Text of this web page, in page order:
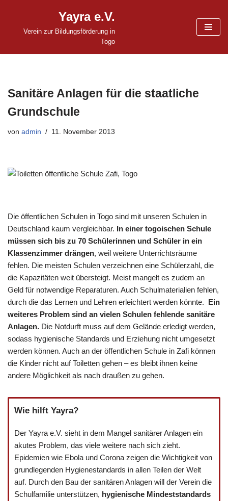
Yayra e.V.
Verein zur Bildungsförderung in
Togo
Sanitäre Anlagen für die staatliche
Grundschule
von admin 11. November 2013
Die öffentlichen Schulen in Togo sind mit unseren Schulen in
Deutschland kaum vergleichbar. In einer togoischen Schule
müssen sich bis zu 70 Schülerinnen und Schüler in ein
Klassenzimmer drängen, weil weitere Unterrichtsräume
fehlen. Die meisten Schulen verzeichnen eine Schülerzahl, die
die Kapazitäten weit übersteigt. Meist mangelt es zudem an
Geld für notwendige Reparaturen. Auch Schulmaterialien fehlen,
durch die das Lernen und Lehren erleichtert werden könnte. Ein
weiteres Problem sind an vielen Schulen fehlende sanitäre
Anlagen. Die Notdurft muss auf dem Gelände erledigt werden,
sodass hygienische Standards und Erziehung nicht umgesetzt
werden können. Auch an der öffentlichen Schule in Zafi können
die Kinder nicht auf Toiletten gehen – es bleibt ihnen keine
andere Möglichkeit als nach draußen zu gehen.
Wie hilft Yayra?
Der Yayra e.V. sieht in dem Mangel sanitärer Anlagen ein
akutes Problem, das viele weitere nach sich zieht.
Epidemien wie Ebola und Corona zeigen die Wichtigkeit von
grundlegenden Hygienestandards in allen Teilen der Welt
auf. Durch den Bau der sanitären Anlagen will der Verein die
Schulfamilie unterstützen, hygienische Mindeststandards